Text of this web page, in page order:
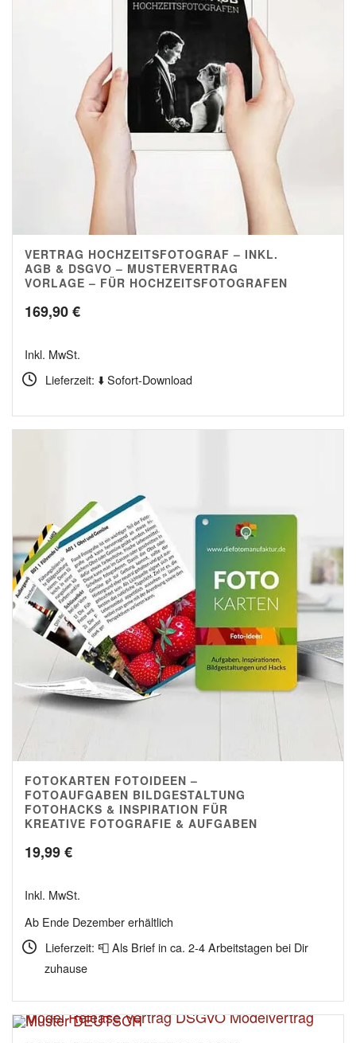
4.83
VERTRAG HOCHZEITSFOTOGRAF – INKL.
AGB & DSGVO – MUSTERVERTRAG
VORLAGE – FÜR HOCHZEITSFOTOGRAFEN
169,90€
Inkl. MwSt.
Lieferzeit: ⬇️ Sofort-Download
4.82
FOTOKARTEN FOTOIDEEN –
FOTOAUFGABEN BILDGESTALTUNG
FOTOHACKS & INSPIRATION FÜR
KREATIVE FOTOGRAFIE & AUFGABEN
19,99€
Inkl. MwSt.
Ab Ende Dezember erhältlich
Lieferzeit: 📮 Als Brief in ca. 2-4 Arbeitstagen bei Dir
zuhause